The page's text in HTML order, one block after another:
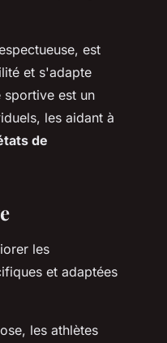
est
et s'adapte
sportive est un
les aidant à
de
les
et adaptées
les athlètes